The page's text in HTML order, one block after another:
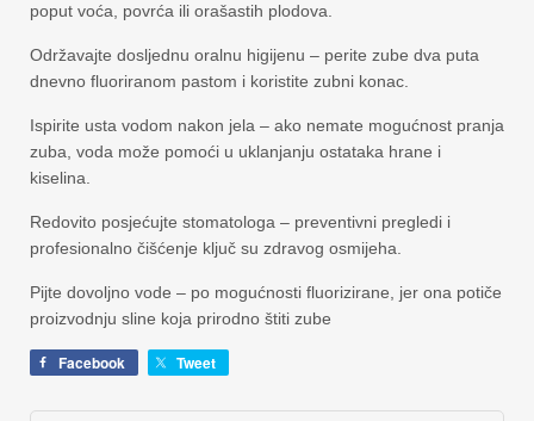
poput voća, povrća ili orašastih plodova.
Održavajte dosljednu oralnu higijenu – perite zube dva puta
dnevno fluoriranom pastom i koristite zubni konac.
Ispirite usta vodom nakon jela – ako nemate mogućnost pranja
zuba, voda može pomoći u uklanjanju ostataka hrane i
kiselina.
Redovito posjećujte stomatologa – preventivni pregledi i
profesionalno čišćenje ključ su zdravog osmijeha.
Pijte dovoljno vode – po mogućnosti fluorizirane, jer ona potiče
proizvodnju sline koja prirodno štiti zube
Facebook Tweet